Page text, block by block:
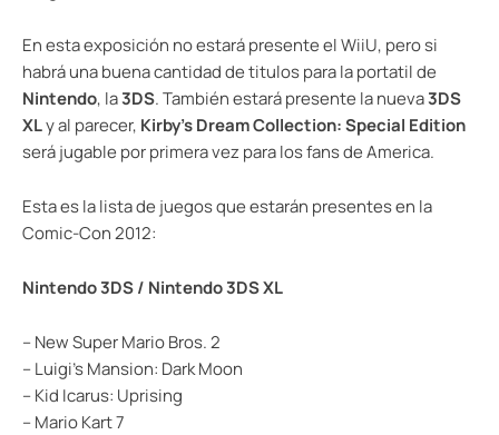
En esta exposición no estará presente el WiiU, pero si
habrá una buena cantidad de titulos para la portatil de
Nintendo, la3DS. También estará presente la nueva3DS
XLy al parecer, Kirby’s Dream Collection: Special Edition
será jugable por primera vez para los fans de America.
Esta es la lista de juegos que estarán presentes en la
Comic-Con 2012:
Nintendo 3DS / Nintendo 3DS XL
– New Super Mario Bros. 2
– Luigi’s Mansion: Dark Moon
– Kid Icarus: Uprising
– Mario Kart 7